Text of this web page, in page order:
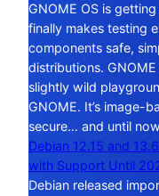
GNOME OS is
finally makes testing
components safe,
distributions.
slightly wild
GNOME. It’s image-
secure… and until
Debian 12.15 and
with Support Until
Debian released